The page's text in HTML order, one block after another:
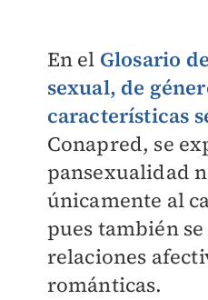
En el Glosario
sexual, de
características
Conapred, se
pansexualidad
únicamente al
pues también
relaciones
románticas.